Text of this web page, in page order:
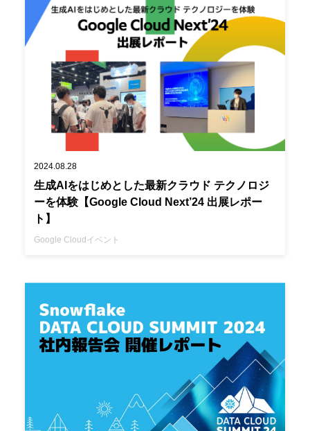
2024.08.28
生成AIをはじめとした最新クラウド テクノロジ
ーを体験【Google Cloud Next’24 出展レポー
ト】
Google Cloud イベント